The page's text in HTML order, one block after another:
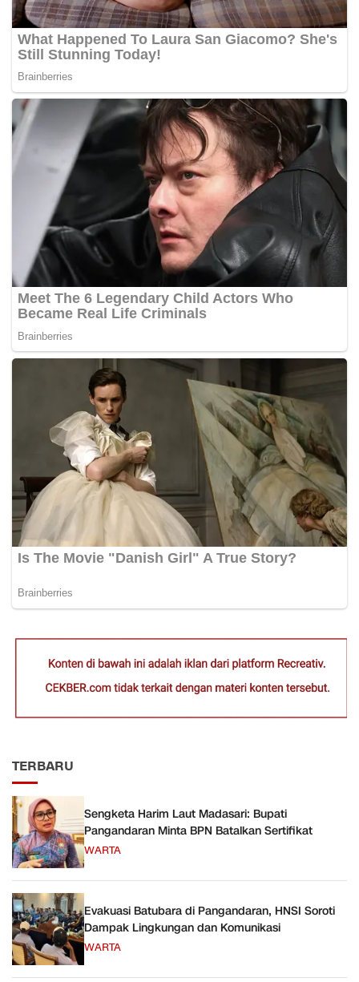
TERBARU
Sengketa Harim Laut Madasari: Bupati
Pangandaran Minta BPN Batalkan Sertifikat
WARTA
Evakuasi Batubara di Pangandaran, HNSI Soroti
Dampak Lingkungan dan Komunikasi
WARTA